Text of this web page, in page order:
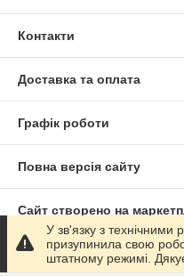
Контакти
Доставка та оплата
Графік роботи
Повна версія сайту
Сайт створено на
Політика
У зв'язку з технічними
призупинила свою
штатному режимі.